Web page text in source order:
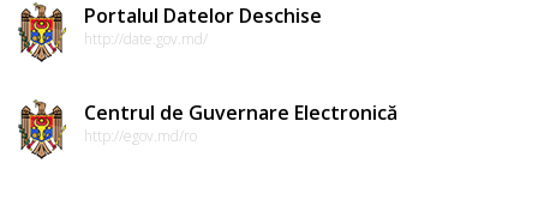
Portalul Datelor Deschise
http://date.gov.md/
Centrul de Guvernare Electronică
http://egov.md/ro